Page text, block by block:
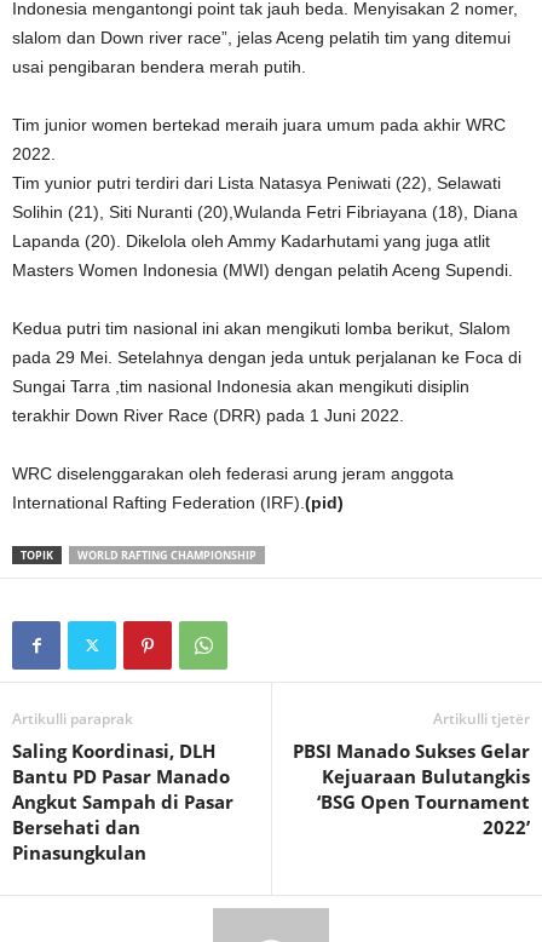
Indonesia mengantongi point tak jauh beda. Menyisakan 2 nomer,
slalom dan Down river race”, jelas Aceng pelatih tim yang ditemui
usai pengibaran bendera merah putih.
Tim junior women bertekad meraih juara umum pada akhir WRC
2022.
Tim yunior putri terdiri dari Lista Natasya Peniwati (22), Selawati
Solihin (21), Siti Nuranti (20),Wulanda Fetri Fibriayana (18), Diana
Lapanda (20). Dikelola oleh Ammy Kadarhutami yang juga atlit
Masters Women Indonesia (MWI) dengan pelatih Aceng Supendi.
Kedua putri tim nasional ini akan mengikuti lomba berikut, Slalom
pada 29 Mei. Setelahnya dengan jeda untuk perjalanan ke Foca di
Sungai Tarra ,tim nasional Indonesia akan mengikuti disiplin
terakhir Down River Race (DRR) pada 1 Juni 2022.
WRC diselenggarakan oleh federasi arung jeram anggota
International Rafting Federation (IRF). (pid)
TOPIK WORLD RAFTING CHAMPIONSHIP
Artikulli paraprak
Saling Koordinasi, DLH
Bantu PD Pasar Manado
Angkut Sampah di Pasar
Bersehati dan
Pinasungkulan
Artikulli tjetër
PBSI Manado Sukses Gelar
Kejuaraan Bulutangkis
‘BSG Open Tournament
2022’